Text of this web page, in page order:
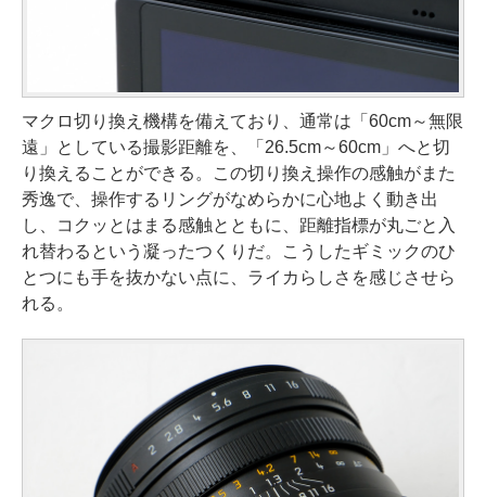
マクロ切り換え機構を備えており、通常は「60cm～無限
遠」としている撮影距離を、「26.5cm～60cm」へと切
り換えることができる。この切り換え操作の感触がまた
秀逸で、操作するリングがなめらかに心地よく動き出
し、コクッとはまる感触とともに、距離指標が丸ごと入
れ替わるという凝ったつくりだ。こうしたギミックのひ
とつにも手を抜かない点に、ライカらしさを感じさせら
れる。